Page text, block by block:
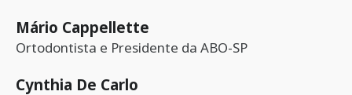
Mário Cappellette
Ortodontista e Presidente da ABO-SP
Cynthia De Carlo